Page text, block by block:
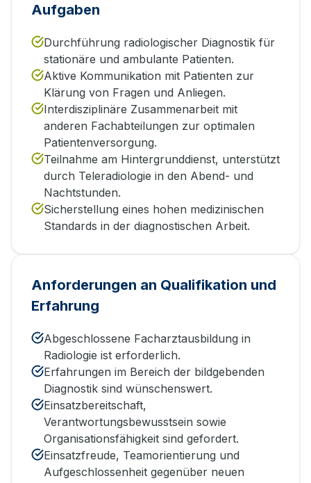
Aufgaben
Durchführung radiologischer Diagnostik für
stationäre und ambulante Patienten.
Aktive Kommunikation mit Patienten zur
Klärung von Fragen und Anliegen.
Interdisziplinäre Zusammenarbeit mit
anderen Fachabteilungen zur optimalen
Patientenversorgung.
Teilnahme am Hintergrunddienst, unterstützt
durch Teleradiologie in den Abend- und
Nachtstunden.
Sicherstellung eines hohen medizinischen
Standards in der diagnostischen Arbeit.
Anforderungen an Qualifikation und
Erfahrung
Abgeschlossene Facharztausbildung in
Radiologie ist erforderlich.
Erfahrungen im Bereich der bildgebenden
Diagnostik sind wünschenswert.
Einsatzbereitschaft,
Verantwortungsbewusstsein sowie
Organisationsfähigkeit sind gefordert.
Einsatzfreude, Teamorientierung und
Aufgeschlossenheit gegenüber neuen